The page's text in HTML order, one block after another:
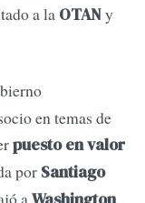
a la OTANy
en temas de
puesto en valor
por Santiago
a